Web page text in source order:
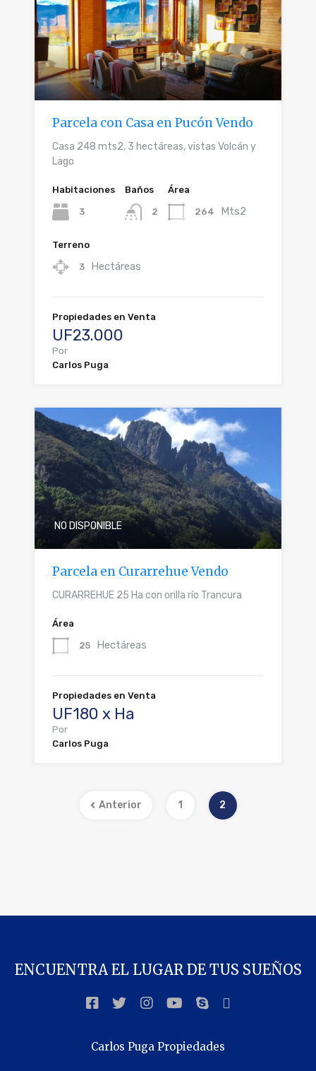
Parcela con Casa en Pucón Vendo
Casa 248 mts2, 3 hectáreas, vistas Volcán y
Lago
Habitaciones
3
Baños
2
Área
264 Mts2
Terreno
3 Hectáreas
Propiedades en Venta
UF23.000
Por
Carlos Puga
NO DISPONIBLE
Parcela en Curarrehue Vendo
CURARREHUE 25 Ha con orilla río Trancura
Área
25 Hectáreas
Propiedades en Venta
UF180 x Ha
Por
Carlos Puga
Anterior 1 2
ENCUENTRA EL LUGAR DE TUS SUEÑOS
Carlos Puga Propiedades